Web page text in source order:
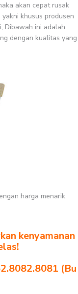
akan cepat rusak
khusus produsen
Dibawah ini adalah
dengan kualitas yang
harga menarik.
kenyamanan
(Bu